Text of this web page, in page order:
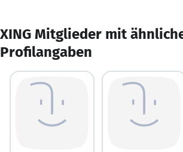
XING Mitglieder mit
Profilangaben